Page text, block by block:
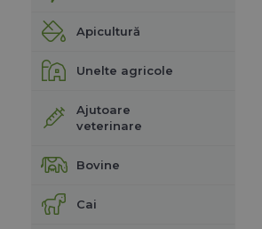
Apicultură
Unelte agricole
Ajutoare
veterinare
Bovine
Cai